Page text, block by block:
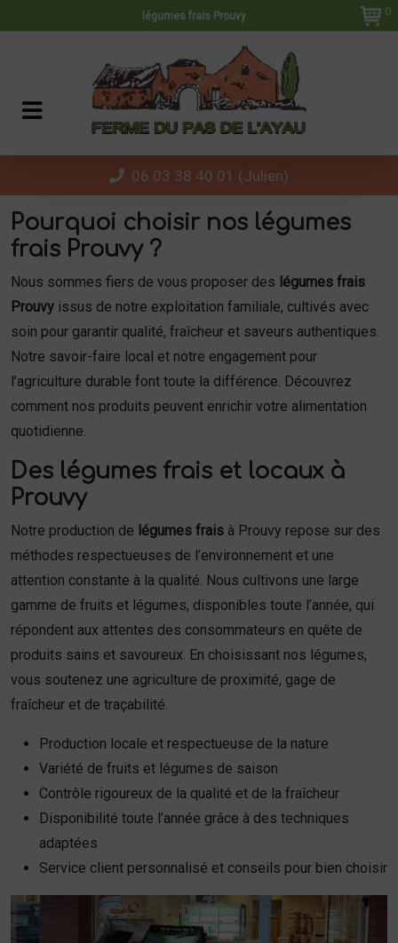
légumes frais Prouvy 0
06 03 38 40 01 (Julien)
Pourquoi choisir nos légumes
frais Prouvy ?
Nous sommes fiers de vous proposer des légumes frais
Prouvy issus de notre exploitation familiale, cultivés avec
soin pour garantir qualité, fraîcheur et saveurs authentiques.
Notre savoir-faire local et notre engagement pour
l’agriculture durable font toute la différence. Découvrez
comment nos produits peuvent enrichir votre alimentation
quotidienne.
Des légumes frais et locaux à
Prouvy
Notre production de légumes frais à Prouvy repose sur des
méthodes respectueuses de l’environnement et une
attention constante à la qualité. Nous cultivons une large
gamme de fruits et légumes, disponibles toute l’année, qui
répondent aux attentes des consommateurs en quête de
produits sains et savoureux. En choisissant nos légumes,
vous soutenez une agriculture de proximité, gage de
fraîcheur et de traçabilité.
Production locale et respectueuse de la nature
Variété de fruits et légumes de saison
Contrôle rigoureux de la qualité et de la fraîcheur
Disponibilité toute l’année grâce à des techniques
adaptées
Service client personnalisé et conseils pour bien choisir
Panneau de gestion des cookies